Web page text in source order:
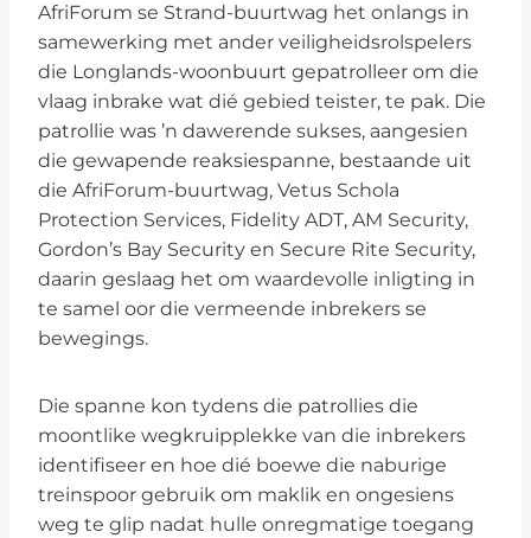
AfriForum se Strand-buurtwag het onlangs in
samewerking met ander veiligheidsrolspelers
die Longlands-woonbuurt gepatrolleer om die
vlaag inbrake wat dié gebied teister, te pak. Die
patrollie was ’n dawerende sukses, aangesien
die gewapende reaksiespanne, bestaande uit
die AfriForum-buurtwag, Vetus Schola
Protection Services, Fidelity ADT, AM Security,
Gordon’s Bay Security en Secure Rite Security,
daarin geslaag het om waardevolle inligting in
te samel oor die vermeende inbrekers se
bewegings.
Die spanne kon tydens die patrollies die
moontlike wegkruipplekke van die inbrekers
identifiseer en hoe dié boewe die naburige
treinspoor gebruik om maklik en ongesiens
weg te glip nadat hulle onregmatige toegang